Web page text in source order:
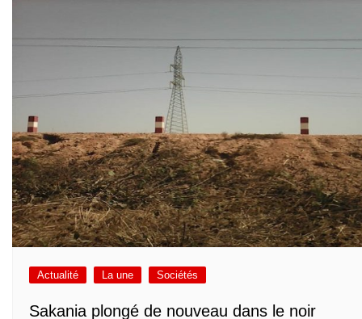
Actualité La une Sociétés
Sakania plongé de nouveau dans le noir